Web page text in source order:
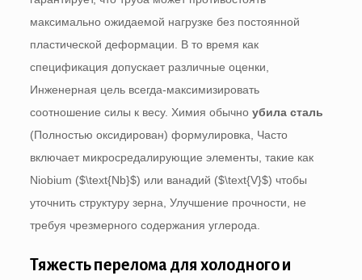
максимально ожидаемой нагрузке без постоянной
пластической деформации. В то время как
спецификация допускает различные оценки,
Инженерная цель всегда-максимизировать
соотношение силы к весу. Химия обычно убила сталь
(Полностью оксидирован) формулировка, Часто
включает микросредалирующие элементы, такие как
Niobium ($\text{Nb}$) или ванадий ($\text{V}$) чтобы
уточнить структуру зерна, Улучшение прочности, не
требуя чрезмерного содержания углерода.
Тяжесть перелома для холодного и